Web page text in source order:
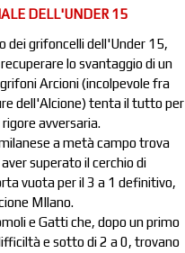
DELL'UNDER 15
dei grifoncelli dell'Under 15,
lo svantaggio di un
Arcioni (incolpevole fra
dell'Alcione) tenta il tutto per
avversaria.
a metà campo trova
superato il cerchio di
vuota per il 3 a 1 definitivo,
MIlano.
e Gatti che, dopo un primo
e sotto di 2 a 0, trovano